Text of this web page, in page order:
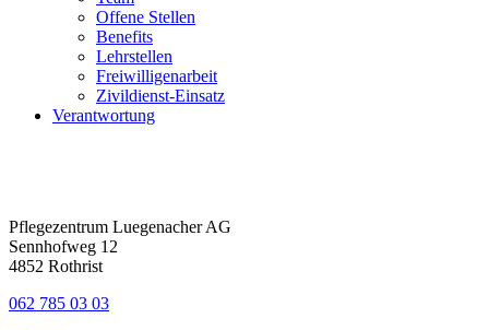
Offene Stellen
Benefits
Lehrstellen
Freiwilligenarbeit
Zivildienst-Einsatz
Verantwortung
Pflegezentrum Luegenacher AG
Sennhofweg 12
4852 Rothrist
062 785 03 03